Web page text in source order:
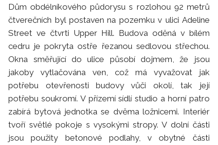
Dům obdélníkového půdorysu s rozlohou 92 metrů
čtverečních byl postaven na pozemku v ulici Adeline
Street ve čtvrti Upper Hill. Budova oděná v bílém
cedru je pokryta ostře řezanou sedlovou střechou.
Okna směřující do ulice působí dojmem, že jsou
jakoby vytlačována ven, což má vyvažovat jak
potřebu otevřenosti budovy vůči okolí, tak její
potřebu soukromí. V přízemí sídlí studio a horní patro
zabírá bytová jednotka se dvěma ložnicemi. Interiér
tvoří světlé pokoje s vysokými stropy. V dolní části
jsou použity betonové podlahy, v obytné části